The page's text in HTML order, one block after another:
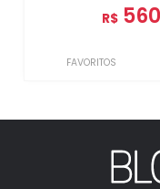
R$
FAVORITOS